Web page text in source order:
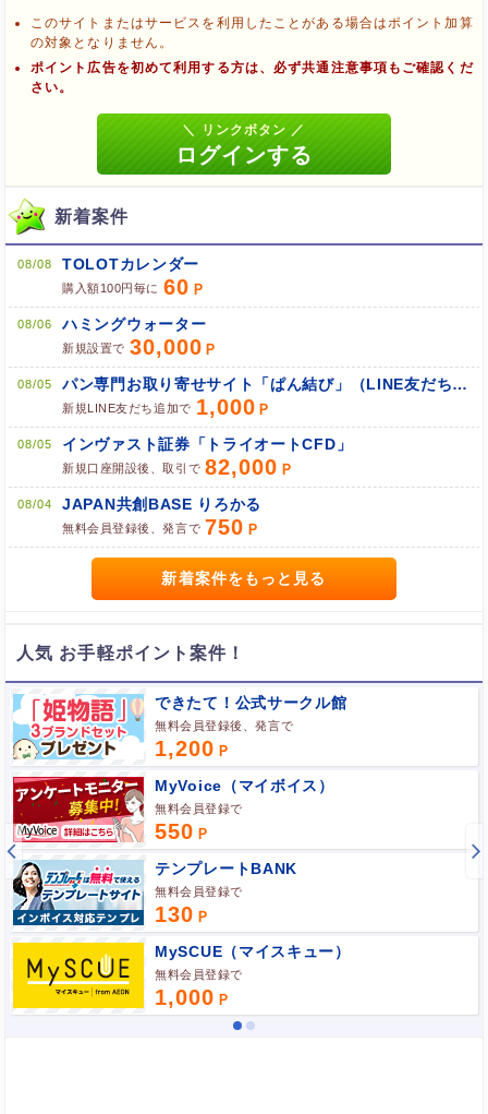
このサイトまたはサービスを利用したことがある場合はポイント加算
の対象となりません。
ポイント広告を初めて利用する方は、必ず共通注意事項もご確認くだ
さい。
他のサイトにアクセスする
ブラウザのクッキー情報を全て削除してブラウザを再起動
ポケマNetにログインして「ポイント対象リンク」からポイント
ポイント広告に関するFAQはこちら
新着案件
08/08 TOLOTカレンダー
購入額100円毎に 60
08/06 ハミングウォーター
新規設置で 30,000
08/05 パン専門お取り寄せサイト「ぱん結び」（LINE友だち追加）
新規LINE友だち追加で 1,000
08/05 インヴァスト証券「トライオートCFD」
新規口座開設後、取引で 82,000
08/04 JAPAN共創BASE りろかる
無料会員登録後、発言で 750
新着案件をもっと見る
人気 お手軽ポイント案件！
できたて！公式サークル館
無料会員登録後、発言で
1,200
MyVoice（マイボイス）
無料会員登録で
550
テンプレートBANK
無料会員登録で
130
MySCUE（マイスキュー）
無料会員登録で
1,000